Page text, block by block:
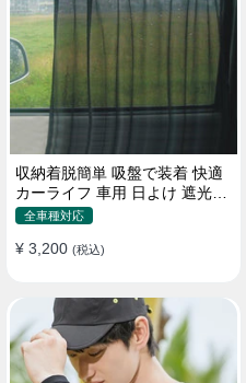
収納着脱簡単 吸盤で装着 快適
カーライフ 車用 日よけ 遮光
UVカット 通気
全車種対応
¥ 3,200 (税込)